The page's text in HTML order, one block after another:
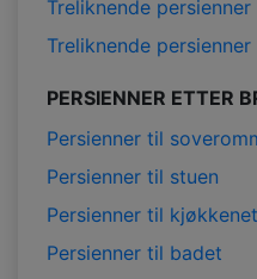
Treliknende persienner
Treliknende persienner
PERSIENNER ETTER
Persienner til
Persienner til stuen
Persienner til kjøkkenet
Persienner til badet